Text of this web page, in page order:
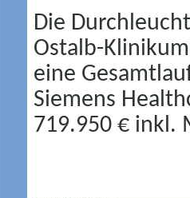
Die
Ostalb-
eine
Siemens
719.950 € inkl.